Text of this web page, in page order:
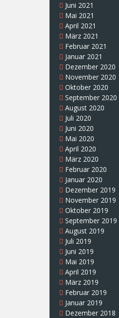
Juni 2021
Mai 2021
April 2021
März 2021
Februar 2021
Januar 2021
Dezember 2020
November 2020
Oktober 2020
September 2020
August 2020
Juli 2020
Juni 2020
Mai 2020
April 2020
März 2020
Februar 2020
Januar 2020
Dezember 2019
November 2019
Oktober 2019
September 2019
August 2019
Juli 2019
Juni 2019
Mai 2019
April 2019
März 2019
Februar 2019
Januar 2019
Dezember 2018